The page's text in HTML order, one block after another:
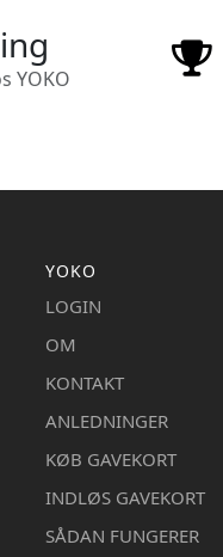
YOKO
YOKO
LOGIN
OM
KONTAKT
ANLEDNINGER
KØB GAVEKORT
INDLØS GAVEKORT
SÅDAN FUNGERER